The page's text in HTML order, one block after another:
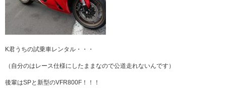
K君うちの試乗車レンタル・・・
（自分のはレース仕様にしたままなので公道走れないんです）
後輩はSPと新型のVFR800F！！！